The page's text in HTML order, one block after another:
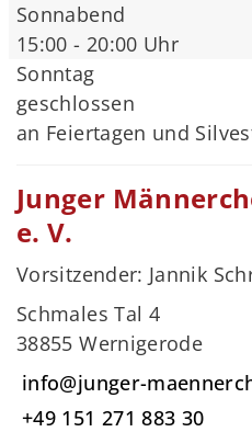
Sonnabend
15:00 - 20:00 Uhr
Sonntag
geschlossen
an Feiertagen und
Junger
e. V.
Vorsitzender: Jannik
Schmales Tal 4
38855 Wernigerode
info@junger-
+49 151 271 883 30